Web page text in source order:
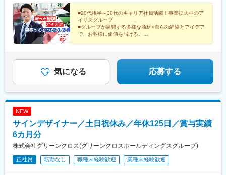
式会社北海道、岩手県、宮城県、福島県、茨城県、栃木県、埼玉
県、千葉県、東京都、神奈川県、静岡県、愛知県、新潟県、石川
県、京都府、大阪府、兵庫県、岡山県、広島県、香川県、愛媛
県、福岡県、佐賀県、熊本県、鹿児島県、沖縄県■アイリスソーコ
ー株式会社埼玉県、神奈川県、愛知県、大阪府、福岡県■アイリ
あり
条駅(京都市営)、旧居留地・大丸前駅、岡山駅前駅、南区役所前
駅、高松築港駅、衣山駅、西小倉駅、呉服町駅(福岡県)、肥前麓
駅、めがね橋駅、西辛島町駅、二中通駅、てだこ浦西駅、浜松町
駅、糀谷駅、目黒駅、東雲駅(東京都)、立川北駅、伊勢佐木長者町
駅、千葉駅、名古屋駅、平安通駅、大江橋駅、長堀橋駅、河内永
萱町六丁目駅、平和通駅、中洲川端駅、浜町アーケード駅、慶徳
校前駅、竹芝駅、五反田駅、立川南駅、石川町駅、千葉中央駅、
丸の内駅(愛知県)、近鉄名古屋駅、なにわ橋駅、四ツ橋駅、布施
■20代後半～30代のキャリア社員活躍！事業拡大中のア
イリスグループ
■グループが展開する多様な商材×自らの経験とアイデア
で、お客様に価値を届ける。
気になる 応募する
NEW
サインデザイナー／土日祝休み／年休125日／賞与実績
6カ月分
株式会社グリーンクロス(グリーンクロスホールディングスグループ)
正社員 転勤なし 職種未経験歓迎 業種未経験歓迎